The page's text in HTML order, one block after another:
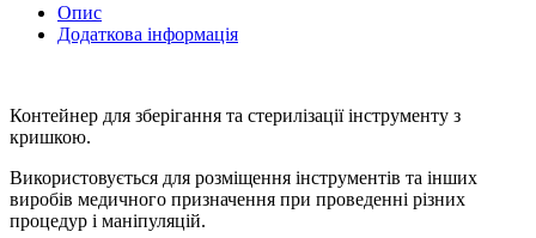
Опис
Додаткова інформація
Контейнер для зберігання та стерилізації інструменту з
кришкою.
Використовується для розміщення інструментів та інших
виробів медичного призначення при проведенні різних
процедур і маніпуляцій.